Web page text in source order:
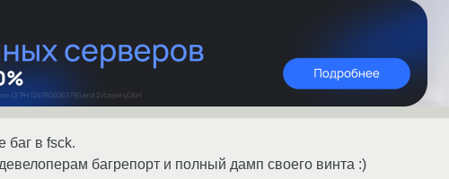
баг в fsck.
багрепорт и полный дамп своего винта :)